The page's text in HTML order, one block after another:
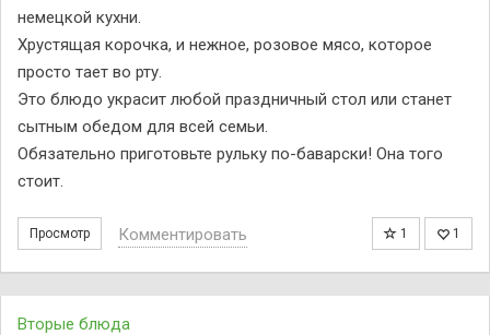
немецкой кухни.
Хрустящая корочка, и нежное, розовое мясо, которое
просто тает во рту.
Это блюдо украсит любой праздничный стол или станет
сытным обедом для всей семьи.
Обязательно приготовьте рульку по-баварски! Она того
стоит.
Просмотр 1 1
Комментировать
Вторые блюда